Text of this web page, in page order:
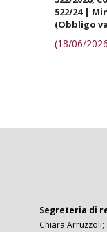
522/24 |
(Obbligo
(18/06/
Segreteria di
Chiara